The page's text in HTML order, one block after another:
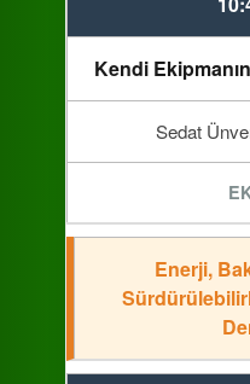
Kendi
Sedat
Enerji,